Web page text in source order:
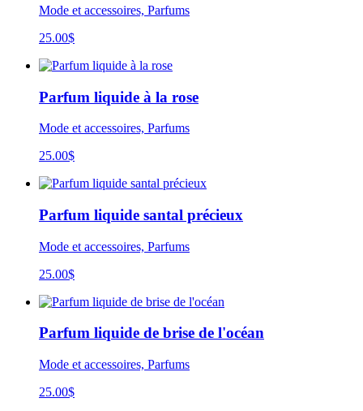
Mode et accessoires, Parfums
25.00$
Parfum liquide à la rose
Mode et accessoires, Parfums
25.00$
Parfum liquide santal précieux
Mode et accessoires, Parfums
25.00$
Parfum liquide de brise de l'océan
Mode et accessoires, Parfums
25.00$